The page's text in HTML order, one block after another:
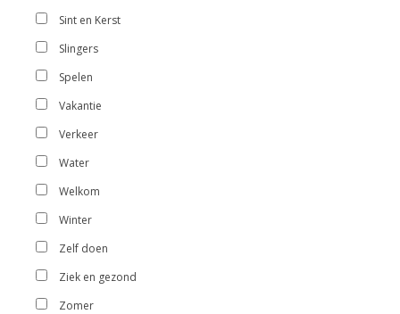
Sint en Kerst
Slingers
Spelen
Vakantie
Verkeer
Water
Welkom
Winter
Zelf doen
Ziek en gezond
Zomer